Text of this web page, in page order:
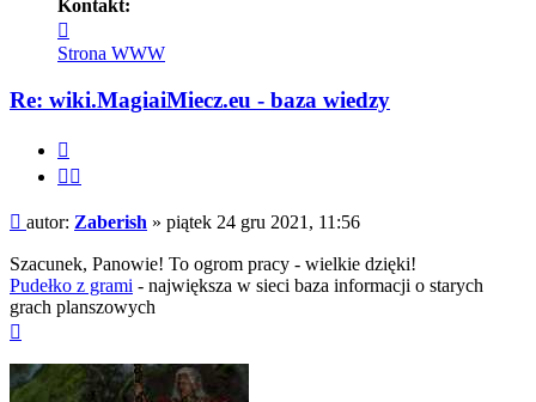
Kontakt:
się
z
Zaberish
Strona WWW
Re: wiki.MagiaiMiecz.eu - baza wiedzy
Post
autor: Zaberish » piątek 24 gru 2021, 11:56
Szacunek, Panowie! To ogrom pracy - wielkie dzięki!
Pudełko z grami - największa w sieci baza informacji o starych
grach planszowych